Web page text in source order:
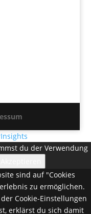
du der Verwendung
sind auf "Cookies
zu ermöglichen.
Cookie-Einstellungen
erklärst du sich damit